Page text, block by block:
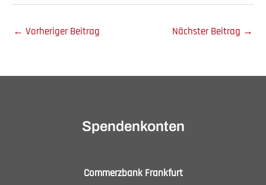
← Vorheriger Beitrag Nächster Beitrag →
Spendenkonten
Commerzbank Frankfurt